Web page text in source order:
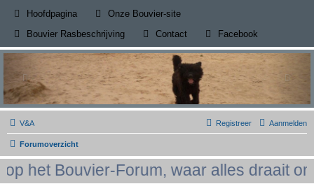
Hoofdpagina Onze Bouvier-site(Opens a new tab)
Bouvier Rasbeschrijving
Contact(Opens a new tab)
Facebook
V&A Aanmelden
Registreer
Forumoverzicht
het Bouvier-Forum, waar alles draait